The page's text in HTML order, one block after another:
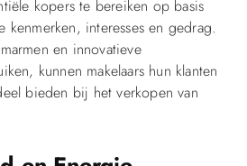
kopers te bereiken op basis
kenmerken, interesses en gedrag.
en innovatieve
kunnen makelaars hun klanten
bieden bij het verkopen van